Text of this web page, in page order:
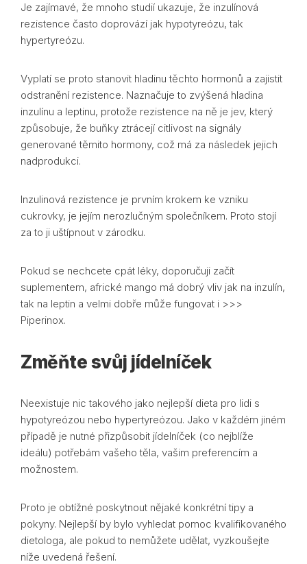
Je zajímavé, že mnoho studií ukazuje, že inzulínová
rezistence často doprovází jak hypotyreózu, tak
hypertyreózu.
Vyplatí se proto stanovit hladinu těchto hormonů a zajistit
odstranění rezistence. Naznačuje to zvýšená hladina
inzulínu a leptinu, protože rezistence na ně je jev, který
způsobuje, že buňky ztrácejí citlivost na signály
generované těmito hormony, což má za následek jejich
nadprodukci.
Inzulinová rezistence je prvním krokem ke vzniku
cukrovky, je jejím nerozlučným společníkem. Proto stojí
za to ji uštípnout v zárodku.
Pokud se nechcete cpát léky, doporučuji začít
suplementem, africké mango má dobrý vliv jak na inzulín,
tak na leptin a velmi dobře může fungovat i >>>
Piperinox.
Změňte svůj jídelníček
Neexistuje nic takového jako nejlepší dieta pro lidi s
hypotyreózou nebo hypertyreózou. Jako v každém jiném
případě je nutné přizpůsobit jídelníček (co nejblíže
ideálu) potřebám vašeho těla, vašim preferencím a
možnostem.
Proto je obtížné poskytnout nějaké konkrétní tipy a
pokyny. Nejlepší by bylo vyhledat pomoc kvalifikovaného
dietologa, ale pokud to nemůžete udělat, vyzkoušejte
níže uvedená řešení.